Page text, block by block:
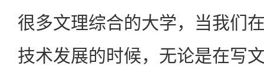
很多文理综合的大学，当我们
技术发展的时候，无论是在写